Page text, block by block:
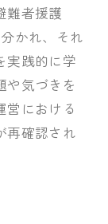
難者援護
かれ、それ
実践的に学
や気づきを
における
再確認され